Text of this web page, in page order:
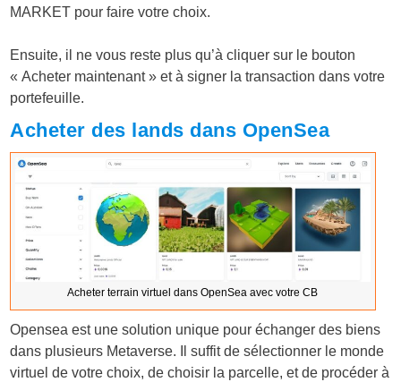
MARKET pour faire votre choix.
Ensuite, il ne vous reste plus qu’à cliquer sur le bouton
« Acheter maintenant » et à signer la transaction dans votre
portefeuille.
Acheter des lands dans OpenSea
Acheter terrain virtuel dans OpenSea avec votre CB
Opensea est une solution unique pour échanger des biens
dans plusieurs Metaverse. Il suffit de sélectionner le monde
virtuel de votre choix, de choisir la parcelle, et de procéder à